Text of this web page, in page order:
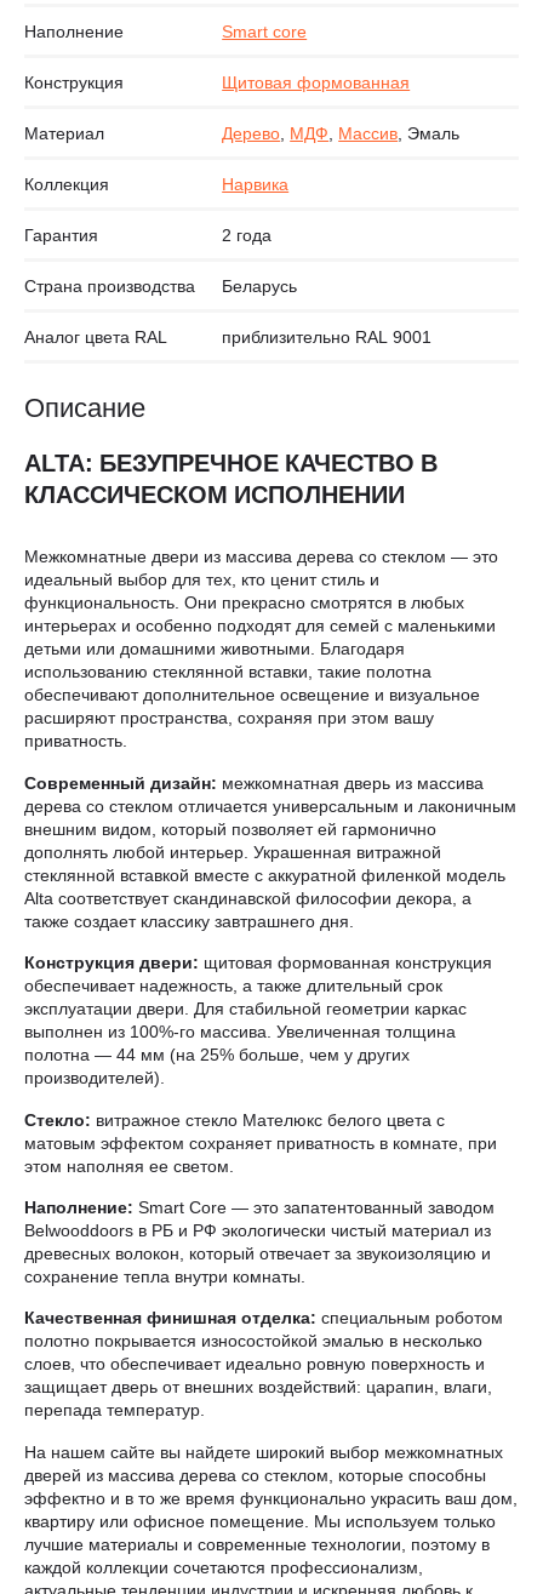
Наполнение Smart core
Конструкция Щитовая формованная
Материал Дерево, МДФ, Массив, Эмаль
Коллекция Нарвика
Гарантия 2 года
Страна производства Беларусь
Аналог цвета RAL приблизительно RAL 9001
Описание
ALTA: БЕЗУПРЕЧНОЕ КАЧЕСТВО В
КЛАССИЧЕСКОМ ИСПОЛНЕНИИ
Межкомнатные двери из массива дерева со стеклом — это
идеальный выбор для тех, кто ценит стиль и
функциональность. Они прекрасно смотрятся в любых
интерьерах и особенно подходят для семей с маленькими
детьми или домашними животными. Благодаря
использованию стеклянной вставки, такие полотна
обеспечивают дополнительное освещение и визуальное
расширяют пространства, сохраняя при этом вашу
приватность.
Современный дизайн: межкомнатная дверь из массива
дерева со стеклом отличается универсальным и лаконичным
внешним видом, который позволяет ей гармонично
дополнять любой интерьер. Украшенная витражной
стеклянной вставкой вместе с аккуратной филенкой модель
Alta соответствует скандинавской философии декора, а
также создает классику завтрашнего дня.
Конструкция двери: щитовая формованная конструкция
обеспечивает надежность, а также длительный срок
эксплуатации двери. Для стабильной геометрии каркас
выполнен из 100%-го массива. Увеличенная толщина
полотна — 44 мм (на 25% больше, чем у других
производителей).
Стекло: витражное стекло Мателюкс белого цвета с
матовым эффектом сохраняет приватность в комнате, при
этом наполняя ее светом.
Наполнение: Smart Core — это запатентованный заводом
Belwooddoors в РБ и РФ экологически чистый материал из
древесных волокон, который отвечает за звукоизоляцию и
сохранение тепла внутри комнаты.
Качественная финишная отделка: специальным роботом
полотно покрывается износостойкой эмалью в несколько
слоев, что обеспечивает идеально ровную поверхность и
защищает дверь от внешних воздействий: царапин, влаги,
перепада температур.
На нашем сайте вы найдете широкий выбор межкомнатных
дверей из массива дерева со стеклом, которые способны
эффектно и в то же время функционально украсить ваш дом,
квартиру или офисное помещение. Мы используем только
лучшие материалы и современные технологии, поэтому в
каждой коллекции сочетаются профессионализм,